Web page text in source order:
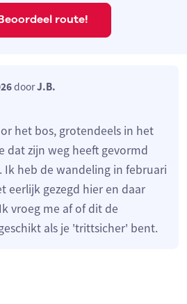
route!
doorJ.B.
het bos, grotendeels in het
dat zijn weg heeft gevormd
heb de wandeling in februari
eerlijk gezegd hier en daar
vroeg me af of dit de
als je 'trittsicher' bent.